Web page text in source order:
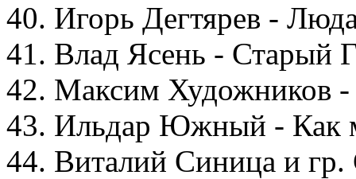
40. Игорь Дегтярев -
41. Влад Ясень - Старый
42. Максим Художников
43. Ильдар Южный - Как
44. Виталий Синица и